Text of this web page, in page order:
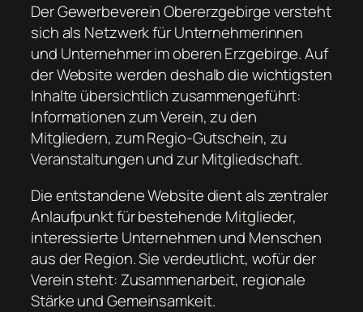
Der Gewerbeverein Obererzgebirge versteht
sich als Netzwerk für Unternehmerinnen
und Unternehmer im oberen Erzgebirge. Auf
der Website werden deshalb die wichtigsten
Inhalte übersichtlich zusammengeführt:
Informationen zum Verein, zu den
Mitgliedern, zum Regio-Gutschein, zu
Veranstaltungen und zur Mitgliedschaft.
Die entstandene Website dient als zentraler
Anlaufpunkt für bestehende Mitglieder,
interessierte Unternehmen und Menschen
aus der Region. Sie verdeutlicht, wofür der
Verein steht: Zusammenarbeit, regionale
Stärke und Gemeinsamkeit.